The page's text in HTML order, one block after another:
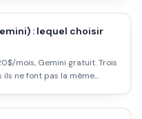
: lequel choisir
mois, Gemini gratuit. Trois
ils ne font pas la même